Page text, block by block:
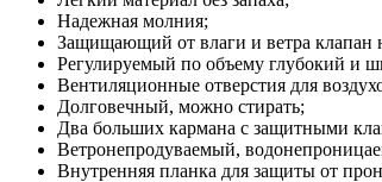
Надежная молния;
Защищающий от влаги и ветра клапан
Регулируемый по объему глубокий и
Вентиляционные отверстия для
Долговечный, можно стирать;
Два больших кармана с защитными
Ветронепродуваемый,
Внутренняя планка для защиты от